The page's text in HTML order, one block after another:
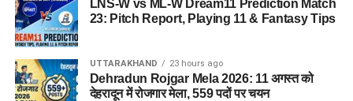
LNS-W vs ML-W Dream11 Prediction Match
23: Pitch Report, Playing 11 & Fantasy Tips
UTTARAKHAND 23 hours ago
Dehradun Rojgar Mela 2026: 11 अगस्त को
देहरादून में रोजगार मेला, 559 पदों पर चयन